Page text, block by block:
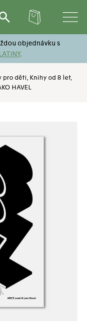
objednávku s
.
pro děti, Knihy od 8 let,
HAVEL